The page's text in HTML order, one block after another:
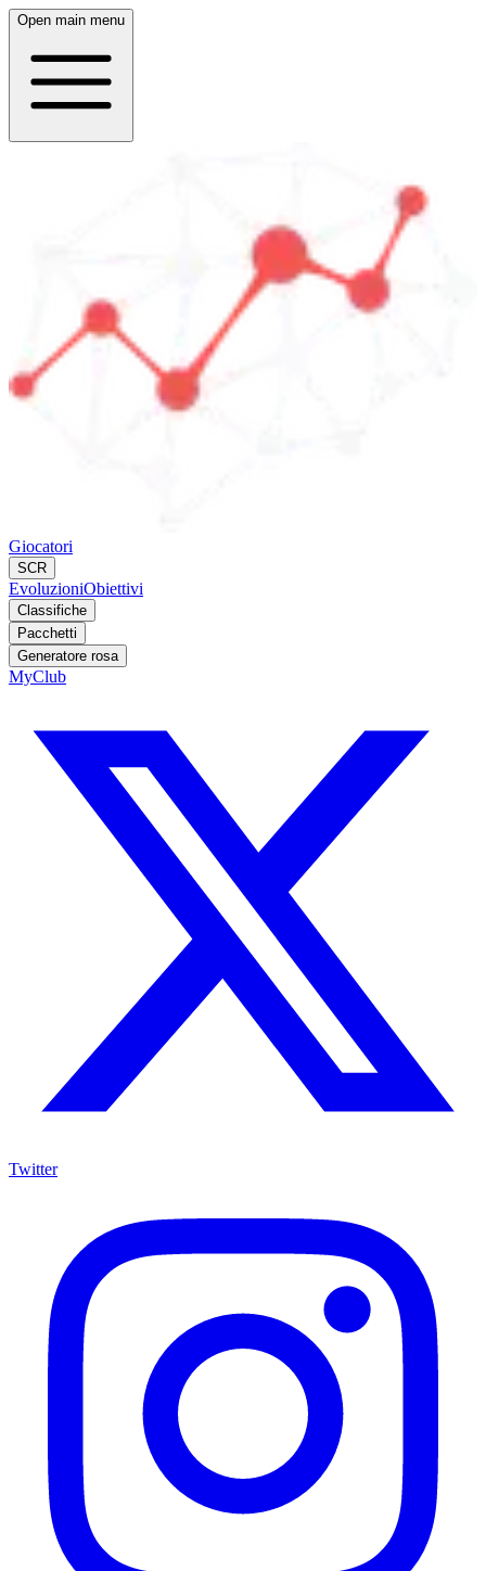
Open main menu
Giocatori
SCR
EvoluzioniObiettivi
Classifiche
Pacchetti
Generatore rosa
MyClub
Twitter